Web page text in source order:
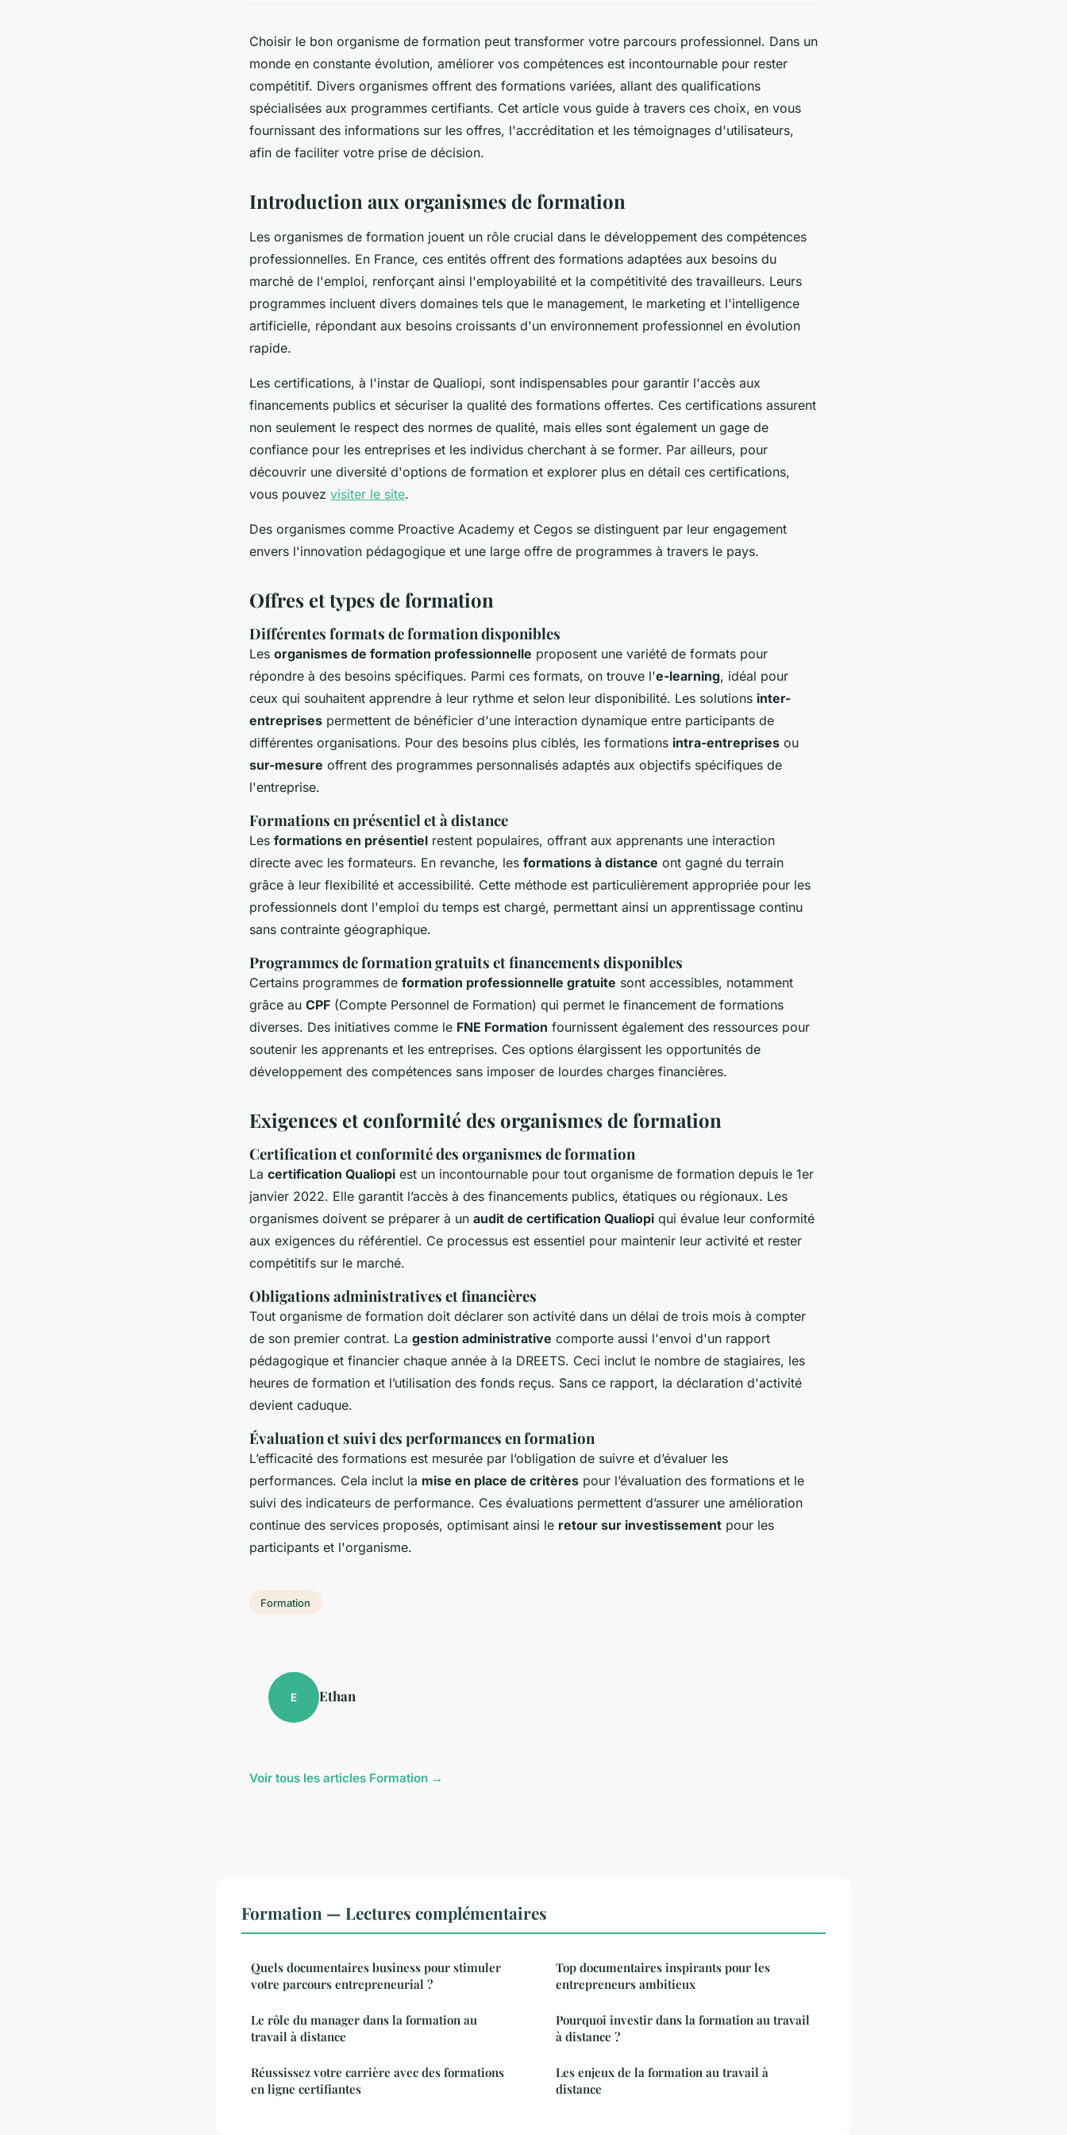
Choisir le bon organisme de formation peut transformer votre parcours professionnel. Dans un
monde en constante évolution, améliorer vos compétences est incontournable pour rester
compétitif. Divers organismes offrent des formations variées, allant des qualifications
spécialisées aux programmes certifiants. Cet article vous guide à travers ces choix, en vous
fournissant des informations sur les offres, l'accréditation et les témoignages d'utilisateurs,
afin de faciliter votre prise de décision.
Introduction aux organismes de formation
Les organismes de formation jouent un rôle crucial dans le développement des compétences
professionnelles. En France, ces entités offrent des formations adaptées aux besoins du
marché de l'emploi, renforçant ainsi l'employabilité et la compétitivité des travailleurs. Leurs
programmes incluent divers domaines tels que le management, le marketing et l'intelligence
artificielle, répondant aux besoins croissants d'un environnement professionnel en évolution
rapide.
Les certifications, à l'instar de Qualiopi, sont indispensables pour garantir l'accès aux
financements publics et sécuriser la qualité des formations offertes. Ces certifications assurent
non seulement le respect des normes de qualité, mais elles sont également un gage de
confiance pour les entreprises et les individus cherchant à se former. Par ailleurs, pour
découvrir une diversité d'options de formation et explorer plus en détail ces certifications,
vous pouvez visiter le site.
Des organismes comme Proactive Academy et Cegos se distinguent par leur engagement
envers l'innovation pédagogique et une large offre de programmes à travers le pays.
Offres et types de formation
Différentes formats de formation disponibles
Les organismes de formation professionnelle proposent une variété de formats pour
répondre à des besoins spécifiques. Parmi ces formats, on trouve l'e-learning, idéal pour
ceux qui souhaitent apprendre à leur rythme et selon leur disponibilité. Les solutions inter-
entreprises permettent de bénéficier d'une interaction dynamique entre participants de
différentes organisations. Pour des besoins plus ciblés, les formations intra-entreprises ou
sur-mesure offrent des programmes personnalisés adaptés aux objectifs spécifiques de
l'entreprise.
Formations en présentiel et à distance
Les formations en présentiel restent populaires, offrant aux apprenants une interaction
directe avec les formateurs. En revanche, les formations à distance ont gagné du terrain
grâce à leur flexibilité et accessibilité. Cette méthode est particulièrement appropriée pour les
professionnels dont l'emploi du temps est chargé, permettant ainsi un apprentissage continu
sans contrainte géographique.
Programmes de formation gratuits et financements disponibles
Certains programmes de formation professionnelle gratuite sont accessibles, notamment
grâce au CPF (Compte Personnel de Formation) qui permet le financement de formations
diverses. Des initiatives comme le FNE Formation fournissent également des ressources pour
soutenir les apprenants et les entreprises. Ces options élargissent les opportunités de
développement des compétences sans imposer de lourdes charges financières.
Exigences et conformité des organismes de formation
Certification et conformité des organismes de formation
La certification Qualiopi est un incontournable pour tout organisme de formation depuis le 1er
janvier 2022. Elle garantit l’accès à des financements publics, étatiques ou régionaux. Les
organismes doivent se préparer à un audit de certification Qualiopi qui évalue leur conformité
aux exigences du référentiel. Ce processus est essentiel pour maintenir leur activité et rester
compétitifs sur le marché.
Obligations administratives et financières
Tout organisme de formation doit déclarer son activité dans un délai de trois mois à compter
de son premier contrat. La gestion administrative comporte aussi l'envoi d'un rapport
pédagogique et financier chaque année à la DREETS. Ceci inclut le nombre de stagiaires, les
heures de formation et l’utilisation des fonds reçus. Sans ce rapport, la déclaration d'activité
devient caduque.
Évaluation et suivi des performances en formation
L’efficacité des formations est mesurée par l’obligation de suivre et d’évaluer les
performances. Cela inclut la mise en place de critères pour l’évaluation des formations et le
suivi des indicateurs de performance. Ces évaluations permettent d’assurer une amélioration
continue des services proposés, optimisant ainsi le retour sur investissement pour les
participants et l'organisme.
Formation
E Ethan
Voir tous les articles Formation →
Formation — Lectures complémentaires
Quels documentaires business pour stimuler
votre parcours entrepreneurial ?
Le rôle du manager dans la formation au
travail à distance
Réussissez votre carrière avec des formations
en ligne certifiantes
Top documentaires inspirants pour les
entrepreneurs ambitieux
Pourquoi investir dans la formation au travail
à distance ?
Les enjeux de la formation au travail à
distance